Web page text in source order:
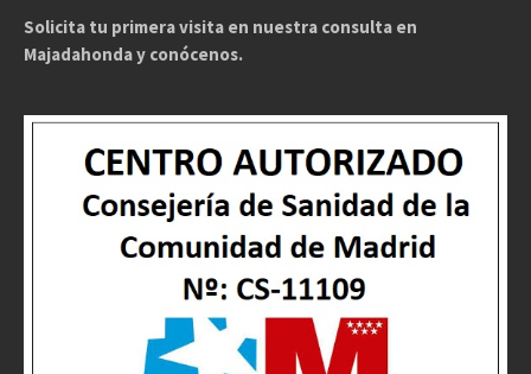
Solicita tu primera visita en nuestra consulta en
Majadahonda y conócenos.